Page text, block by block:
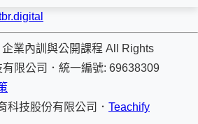
業內訓與公開課程 All Rights
限公司 ． 統一編號: 69638309
科技股份有限公司． Teachify